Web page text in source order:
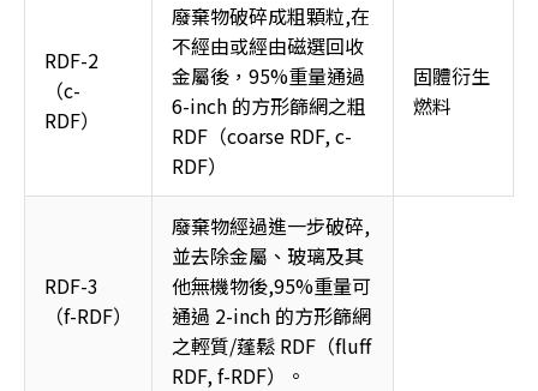
RDF-2
（c-
RDF）
廢棄物破碎成粗顆粒,在
不經由或經由磁選回收
金屬後，95%重量通過
6-inch 的方形篩網之粗
RDF（coarse RDF, c-
RDF）
固體衍生
燃料
RDF-3
廢棄物經過進一步破碎,
並去除金屬、玻璃及其
他無機物後,95%重量可
通過 2-inch 的方形篩網
之輕質/蓬鬆 RDF（fluff
RDF, f-RDF）。